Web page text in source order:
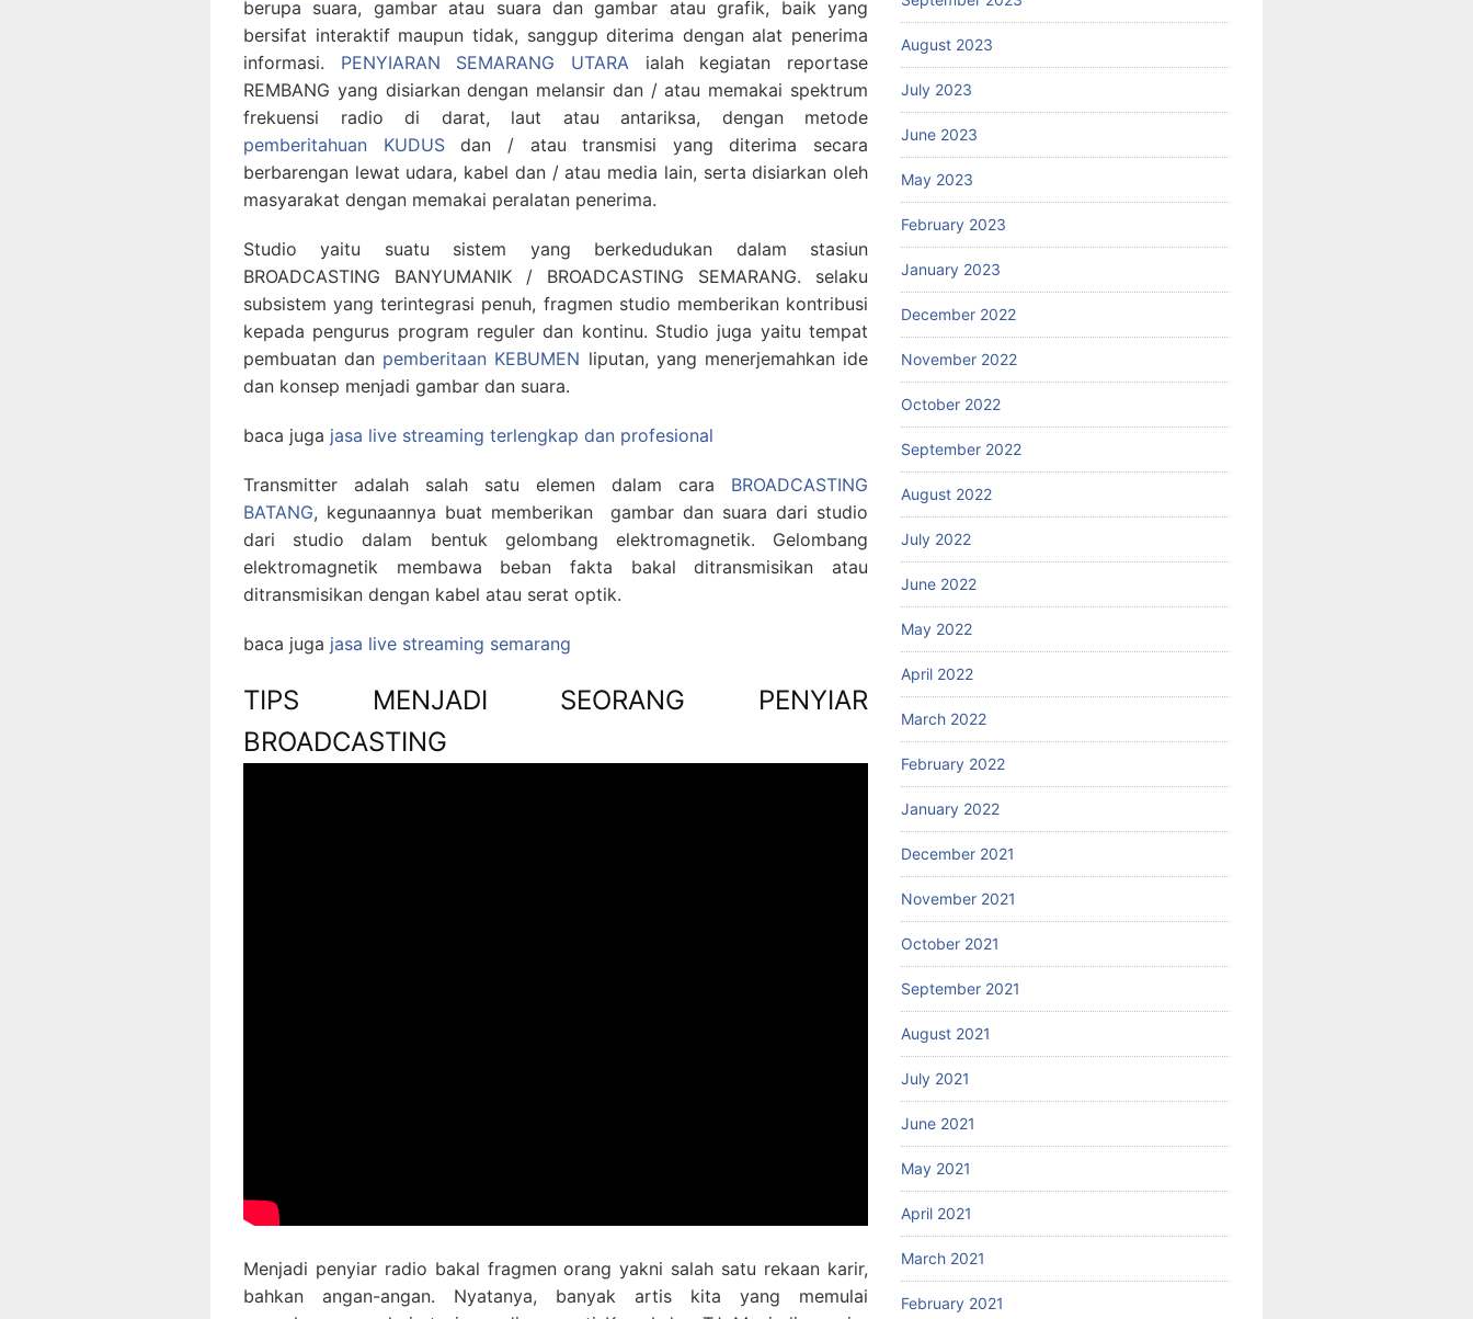
berupa suara, gambar atau suara dan gambar atau grafik, baik yang
bersifat interaktif maupun tidak, sanggup diterima dengan alat penerima
informasi. PENYIARAN SEMARANG UTARA ialah kegiatan reportase
REMBANG yang disiarkan dengan melansir dan / atau memakai spektrum
frekuensi radio di darat, laut atau antariksa, dengan metode
pemberitahuan KUDUSdan / atau transmisi yang diterima secara
berbarengan lewat udara, kabel dan / atau media lain, serta disiarkan oleh
masyarakat dengan memakai peralatan penerima.
Studio yaitu suatu sistem yang berkedudukan dalam stasiun
BROADCASTING BANYUMANIK / BROADCASTING SEMARANG. selaku
subsistem yang terintegrasi penuh, fragmen studio memberikan kontribusi
kepada pengurus program reguler dan kontinu. Studio juga yaitu tempat
pembuatan dan pemberitaan KEBUMEN liputan, yang menerjemahkan ide
dan konsep menjadi gambar dan suara.
baca juga jasa live streaming terlengkap dan profesional
Transmitter adalah salah satu elemen dalam cara BROADCASTING
BATANG, kegunaannya buat memberikan gambar dan suara dari studio
dari studio dalam bentuk gelombang elektromagnetik. Gelombang
elektromagnetik membawa beban fakta bakal ditransmisikan atau
ditransmisikan dengan kabel atau serat optik.
baca juga jasa live streaming semarang
TIPS MENJADI SEORANG PENYIAR
BROADCASTING
Menjadi penyiar radio bakal fragmen orang yakni salah satu rekaan karir,
bahkan angan-angan. Nyatanya, banyak artis kita yang memulai
August 2023
July 2023
June 2023
May 2023
February 2023
January 2023
December 2022
November 2022
October 2022
September 2022
August 2022
July 2022
June 2022
May 2022
April 2022
March 2022
February 2022
January 2022
December 2021
November 2021
October 2021
September 2021
August 2021
July 2021
June 2021
May 2021
April 2021
March 2021
February 2021